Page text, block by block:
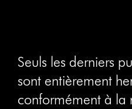
Seuls les derniers
sont entièrement
conformément à la